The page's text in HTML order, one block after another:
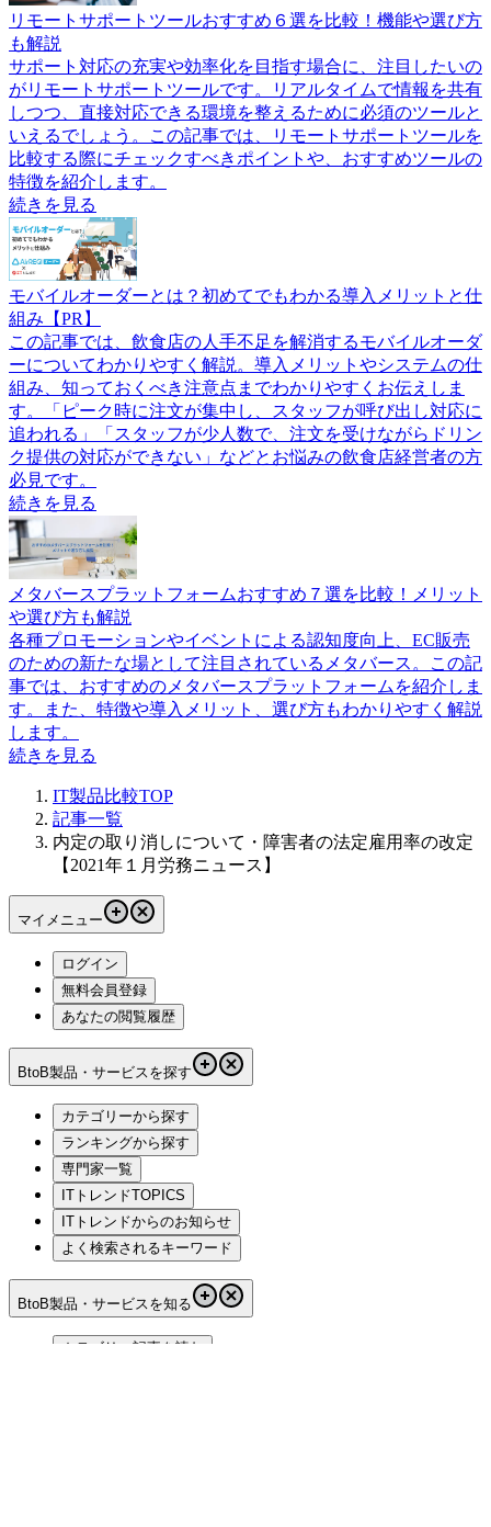
リモートサポートツールおすすめ６選を比較！機能や選び方
も解説
サポート対応の充実や効率化を目指す場合に、注目したいの
がリモートサポートツールです。リアルタイムで情報を共有
しつつ、直接対応できる環境を整えるために必須のツールと
いえるでしょう。この記事では、リモートサポートツールを
比較する際にチェックすべきポイントや、おすすめツールの
特徴を紹介します。
続きを見る
モバイルオーダーとは？初めてでもわかる導入メリットと仕
組み【PR】
この記事では、飲食店の人手不足を解消するモバイルオーダ
ーについてわかりやすく解説。導入メリットやシステムの仕
組み、知っておくべき注意点までわかりやすくお伝えしま
す。「ピーク時に注文が集中し、スタッフが呼び出し対応に
追われる」「スタッフが少人数で、注文を受けながらドリン
ク提供の対応ができない」などとお悩みの飲食店経営者の方
必見です。
続きを見る
メタバースプラットフォームおすすめ７選を比較！メリット
や選び方も解説
各種プロモーションやイベントによる認知度向上、EC販売
のための新たな場として注目されているメタバース。この記
事では、おすすめのメタバースプラットフォームを紹介しま
す。また、特徴や導入メリット、選び方もわかりやすく解説
します。
続きを見る
IT製品比較TOP
記事一覧
内定の取り消しについて・障害者の法定雇用率の改定
【2021年１月労務ニュース】
マイメニュー
ログイン
無料会員登録
あなたの閲覧履歴
BtoB製品・サービスを探す
カテゴリーから探す
ランキングから探す
専門家一覧
ITトレンドTOPICS
ITトレンドからのお知らせ
よく検索されるキーワード
BtoB製品・サービスを知る
カテゴリー記事を読む